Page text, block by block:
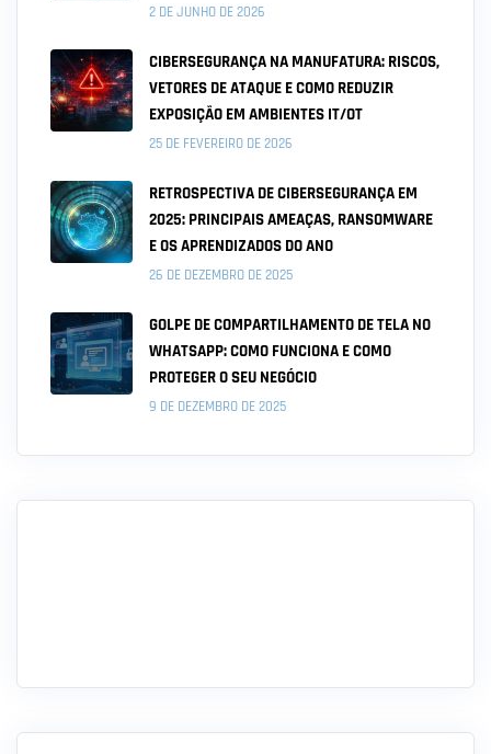
2 DE JUNHO DE 2026
CIBERSEGURANÇA NA MANUFATURA: RISCOS,
VETORES DE ATAQUE E COMO REDUZIR
EXPOSIÇÃO EM AMBIENTES IT/OT
25 DE FEVEREIRO DE 2026
RETROSPECTIVA DE CIBERSEGURANÇA EM
2025: PRINCIPAIS AMEAÇAS, RANSOMWARE
E OS APRENDIZADOS DO ANO
26 DE DEZEMBRO DE 2025
GOLPE DE COMPARTILHAMENTO DE TELA NO
WHATSAPP: COMO FUNCIONA E COMO
PROTEGER O SEU NEGÓCIO
9 DE DEZEMBRO DE 2025